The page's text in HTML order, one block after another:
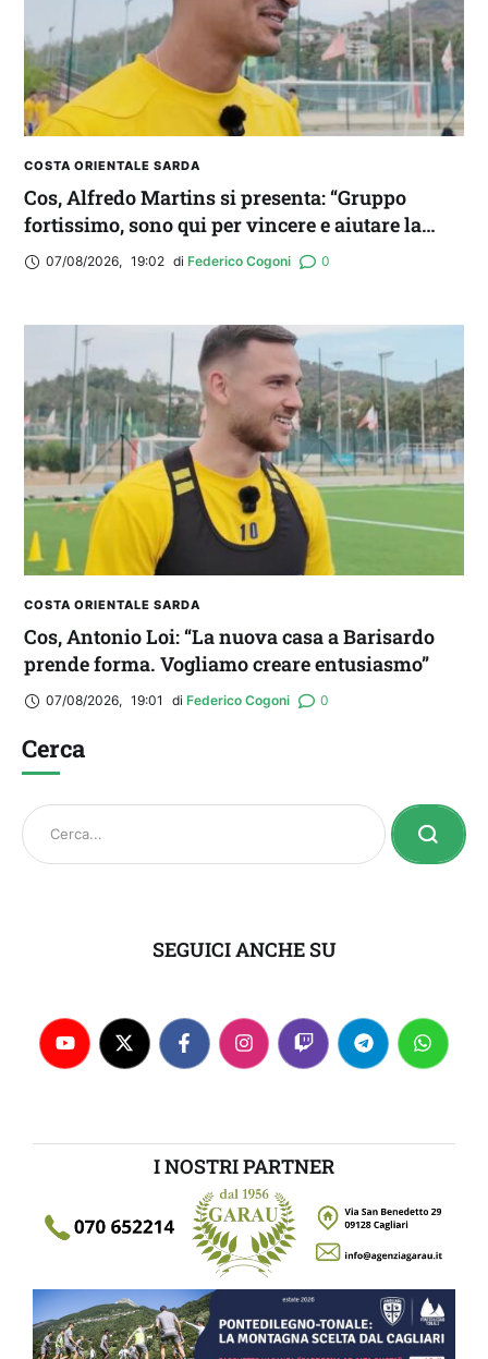
COSTA ORIENTALE SARDA
Cos, Alfredo Martins si presenta: “Gruppo
fortissimo, sono qui per vincere e aiutare la
squadra. Idolo? Mi ispiro a Romario”
07/08/2026, 19:02 di Federico Cogoni 0
COSTA ORIENTALE SARDA
Cos, Antonio Loi: “La nuova casa a Barisardo
prende forma. Vogliamo creare entusiasmo”
07/08/2026, 19:01 di Federico Cogoni 0
Cerca
SEGUICI ANCHE SU
I NOSTRI PARTNER